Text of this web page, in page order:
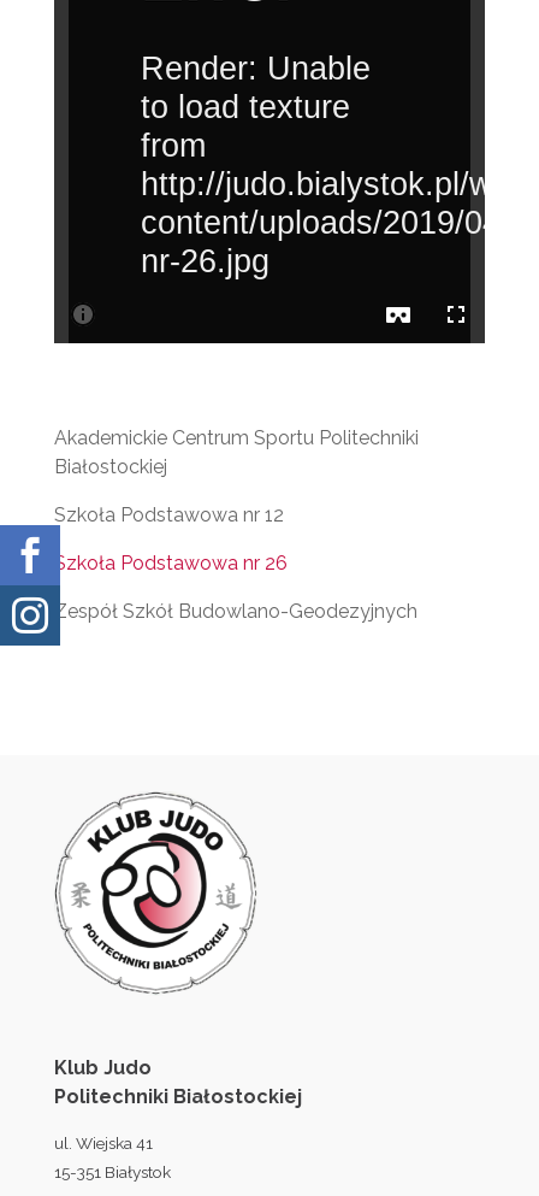


Akademickie Centrum Sportu Politechniki
Białostockiej
Szkoła Podstawowa nr 12
Szkoła Podstawowa nr 26
Zespół Szkół Budowlano-Geodezyjnych
Klub Judo
Politechniki Białostockiej
ul. Wiejska 41
15-351 Białystok